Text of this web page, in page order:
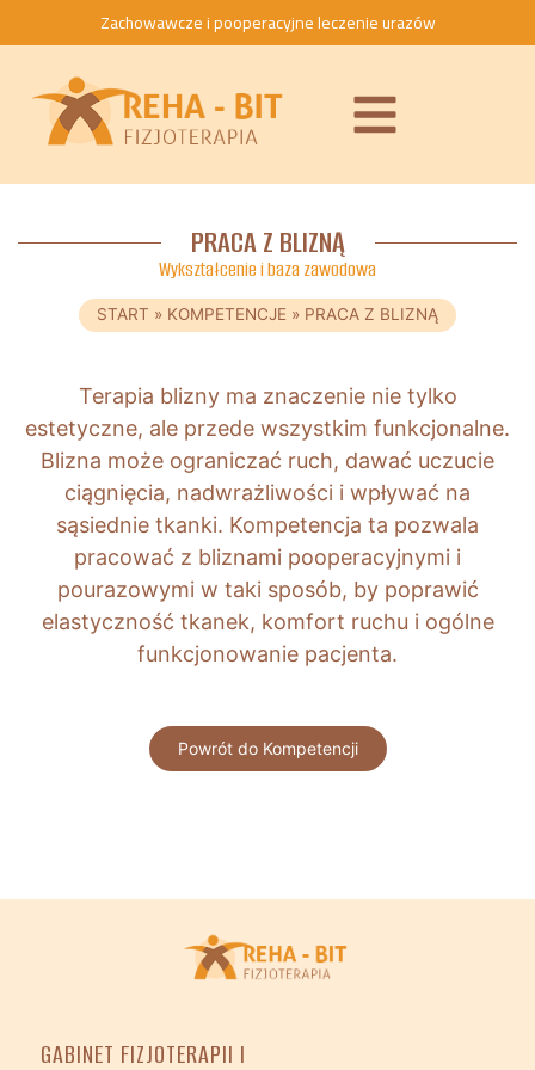
Zachowawcze i pooperacyjne leczenie urazów
PRACA Z BLIZNĄ
Wykształcenie i baza zawodowa
START » KOMPETENCJE » PRACA Z BLIZNĄ
Terapia blizny ma znaczenie nie tylko
estetyczne, ale przede wszystkim funkcjonalne.
Blizna może ograniczać ruch, dawać uczucie
ciągnięcia, nadwrażliwości i wpływać na
sąsiednie tkanki. Kompetencja ta pozwala
pracować z bliznami pooperacyjnymi i
pourazowymi w taki sposób, by poprawić
elastyczność tkanek, komfort ruchu i ogólne
funkcjonowanie pacjenta.
Powrót do Kompetencji
GABINET FIZJOTERAPII I